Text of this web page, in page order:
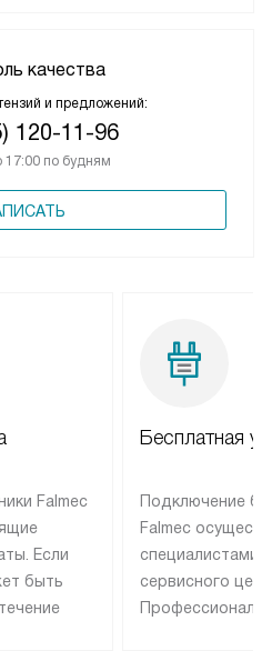
качества
и предложений:
120-11-96
17:00 по будням
Falmec
Если
быть
Бесплатная
Подключение
Falmec
специалистами
сервисного